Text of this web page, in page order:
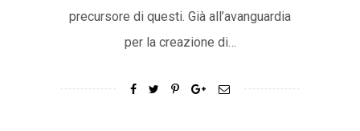
precursore di questi. Già all’avanguardia
per la creazione di…